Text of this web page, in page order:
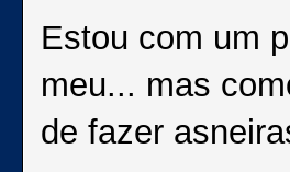
Estou com um
meu... mas
de fazer